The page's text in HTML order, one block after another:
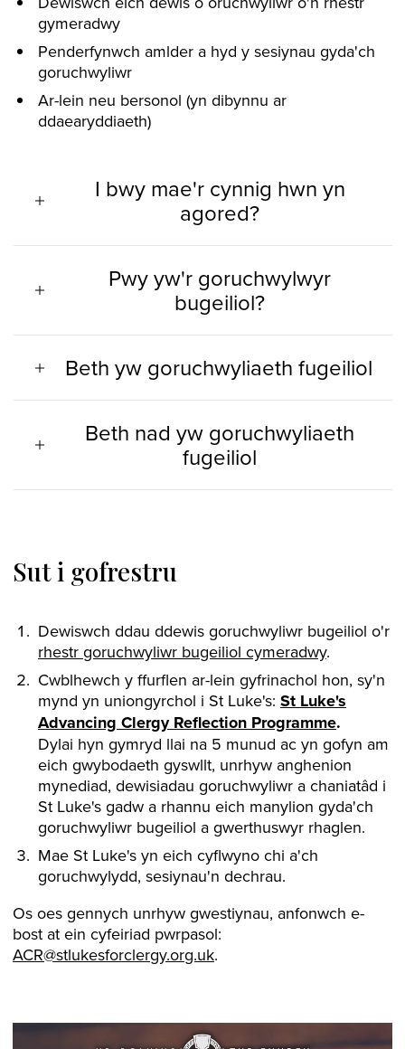
gymeradwy
Penderfynwch amlder a hyd y sesiynau gyda'ch
goruchwyliwr
Ar-lein neu bersonol (yn dibynnu ar
ddaearyddiaeth)
I bwy mae'r cynnig hwn yn
agored?
Pwy yw'r goruchwylwyr
bugeiliol?
Beth yw goruchwyliaeth fugeiliol
Beth nad yw goruchwyliaeth
fugeiliol
Sut i gofrestru
Dewiswch ddau ddewis goruchwyliwr bugeiliol o'r
rhestr goruchwyliwr bugeiliol cymeradwy.
Cwblhewch y ffurflen ar-lein gyfrinachol hon, sy'n
mynd yn uniongyrchol i St Luke's: St Luke's
Advancing Clergy Reflection Programme.
Dylai hyn gymryd llai na 5 munud ac yn gofyn am
eich gwybodaeth gyswllt, unrhyw anghenion
mynediad, dewisiadau goruchwyliwr a chaniatâd i
St Luke's gadw a rhannu eich manylion gyda'ch
goruchwyliwr bugeiliol a gwerthuswyr rhaglen.
Mae St Luke's yn eich cyflwyno chi a'ch
goruchwylydd, sesiynau'n dechrau.
Os oes gennych unrhyw gwestiynau, anfonwch e-
bost at ein cyfeiriad pwrpasol:
ACR@stlukesforclergy.org.uk.